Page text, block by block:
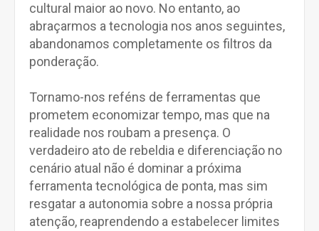
cultural maior ao novo. No entanto, ao
abraçarmos a tecnologia nos anos seguintes,
abandonamos completamente os filtros da
ponderação.
Tornamo-nos reféns de ferramentas que
prometem economizar tempo, mas que na
realidade nos roubam a presença. O
verdadeiro ato de rebeldia e diferenciação no
cenário atual não é dominar a próxima
ferramenta tecnológica de ponta, mas sim
resgatar a autonomia sobre a nossa própria
atenção, reaprendendo a estabelecer limites